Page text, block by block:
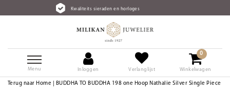
Kwaliteits sieraden en horloges
Menu Inloggen Verlanglijst
0
Winkelwagen
Terug naar Home BUDDHA TO BUDDHA 198 one Hoop Nathalie Silver Single Piece